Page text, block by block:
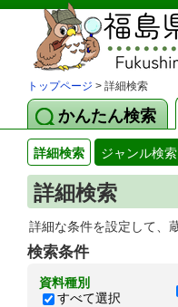
トップページ > 詳細検索
かんたん検索
詳細検索 ジャンル検索
詳細検索
詳細な条件を設定して、
検索条件
資料種別
すべて選択